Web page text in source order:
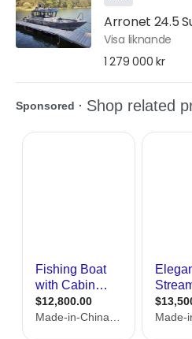
Arronet 24.5
Visa liknande
1 279 000 kr